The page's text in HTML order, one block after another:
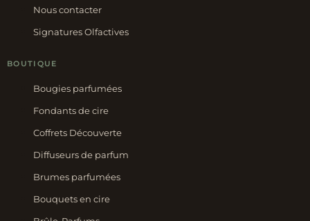
Nous contacter
Signatures Olfactives
BOUTIQUE
Bougies parfumées
Fondants de cire
Coffrets Découverte
Diffuseurs de parfum
Brumes parfumées
Bouquets en cire